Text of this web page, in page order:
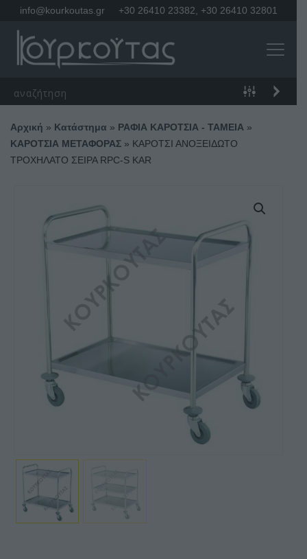
info@kourkoutas.gr +30 26410 23382 +30 26410 32801
Αρχική » Κατάστημα » ΡΑΦΙΑ ΚΑΡΟΤΣΙΑ - ΤΑΜΕΙΑ »
ΚΑΡΟΤΣΙΑ ΜΕΤΑΦΟΡΑΣ » ΚΑΡΟΤΣΙ ΑΝΟΞΕΙΔΩΤΟ
ΤΡΟΧΗΛΑΤΟ ΣΕΙΡΑ RPC-S KAR